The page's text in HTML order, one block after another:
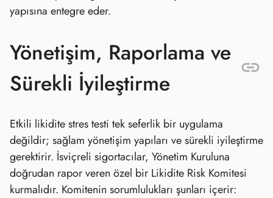
yapısına entegre eder.
Yönetişim, Raporlama ve
Sürekli İyileştirme
Etkili likidite stres testi tek seferlik bir uygulama
değildir; sağlam yönetişim yapıları ve sürekli iyileştirme
gerektirir. İsviçreli sigortacılar, Yönetim Kuruluna
doğrudan rapor veren özel bir Likidite Risk Komitesi
kurmalıdır. Komitenin sorumlulukları şunları içerir: